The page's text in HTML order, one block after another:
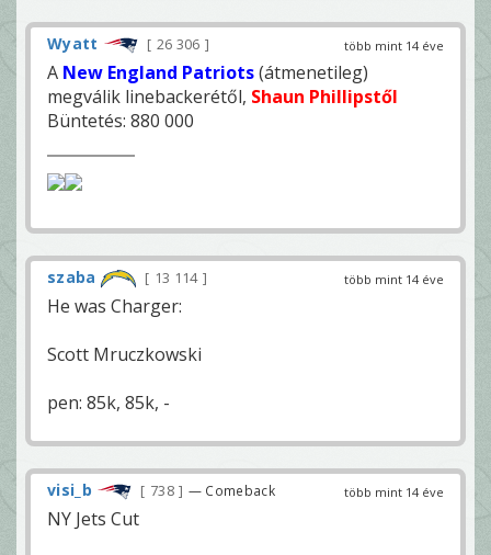
több mint 14 éve
Wyatt 26 306
A New England Patriots(átmenetileg)
megválik linebackerétől, Shaun Phillipstől
Büntetés: 880 000
több mint 14 éve
szaba 13 114
He was Charger:
Scott Mruczkowski
pen: 85k, 85k, -
több mint 14 éve
visi_b 738 — Comeback
NY Jets Cut